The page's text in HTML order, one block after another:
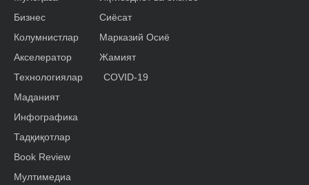
Бизнес
Колумнистлар
Акселератор
Сиёсат
Марказий Осиё
Жамият
Технологиялар
Маданият
Инфографика
Тадқиқотлар
Book Review
Мултимедиа
COVID-19